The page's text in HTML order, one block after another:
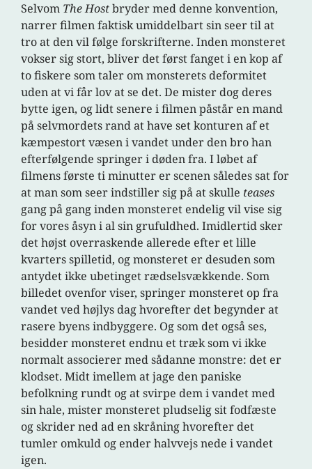
Selvom The Hostbryder med denne konvention,
narrer filmen faktisk umiddelbart sin seer til at
tro at den vil følge forskrifterne. Inden monsteret
vokser sig stort, bliver det først fanget i en kop af
to fiskere som taler om monsterets deformitet
uden at vi får lov at se det. De mister dog deres
bytte igen, og lidt senere i filmen påstår en mand
på selvmordets rand at have set konturen af et
kæmpestort væsen i vandet under den bro han
efterfølgende springer i døden fra. I løbet af
filmens første ti minutter er scenen således sat for
at man som seer indstiller sig på at skulle teases
gang på gang inden monsteret endelig vil vise sig
for vores åsyn i al sin grufuldhed. Imidlertid sker
det højst overraskende allerede efter et lille
kvarters spilletid, og monsteret er desuden som
antydet ikke ubetinget rædselsvækkende. Som
billedet ovenfor viser, springer monsteret op fra
vandet ved højlys dag hvorefter det begynder at
rasere byens indbyggere. Og som det også ses,
besidder monsteret endnu et træk som vi ikke
normalt associerer med sådanne monstre: det er
klodset. Midt imellem at jage den paniske
befolkning rundt og at svirpe dem i vandet med
sin hale, mister monsteret pludselig sit fodfæste
og skrider ned ad en skråning hvorefter det
tumler omkuld og ender halvvejs nede i vandet
igen.